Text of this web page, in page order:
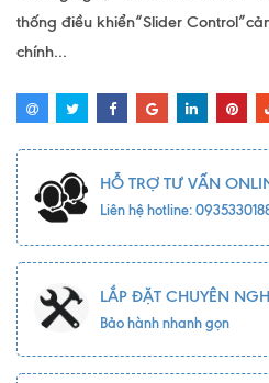
thống điều khiển“Slider
chính...
HỖ TRỢ TƯ VẤN
Liên hệ hotline:
LẮP ĐẶT CHUYÊN
Bảo hành nhanh gọn